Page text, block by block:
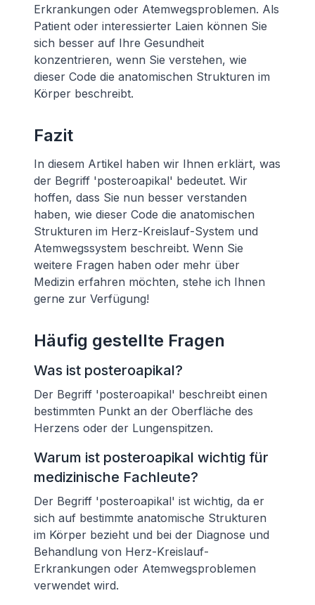
Erkrankungen oder Atemwegsproblemen. Als
Patient oder interessierter Laien können Sie
sich besser auf Ihre Gesundheit
konzentrieren, wenn Sie verstehen, wie
dieser Code die anatomischen Strukturen im
Körper beschreibt.
Fazit
In diesem Artikel haben wir Ihnen erklärt, was
der Begriff 'posteroapikal' bedeutet. Wir
hoffen, dass Sie nun besser verstanden
haben, wie dieser Code die anatomischen
Strukturen im Herz-Kreislauf-System und
Atemwegssystem beschreibt. Wenn Sie
weitere Fragen haben oder mehr über
Medizin erfahren möchten, stehe ich Ihnen
gerne zur Verfügung!
Häufig gestellte Fragen
Was ist posteroapikal?
Der Begriff 'posteroapikal' beschreibt einen
bestimmten Punkt an der Oberfläche des
Herzens oder der Lungenspitzen.
Warum ist posteroapikal wichtig für
medizinische Fachleute?
Der Begriff 'posteroapikal' ist wichtig, da er
sich auf bestimmte anatomische Strukturen
im Körper bezieht und bei der Diagnose und
Behandlung von Herz-Kreislauf-
Erkrankungen oder Atemwegsproblemen
verwendet wird.